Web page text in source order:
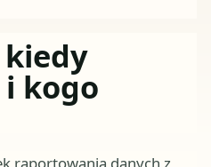
kiedy
kogo